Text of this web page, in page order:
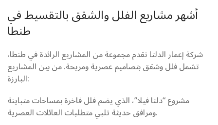
أشهر مشاريع الفلل والشقق بالتقسيط في
طنطا
شركة إعمار الدلتا تقدم مجموعة من المشاريع الرائدة في طنطا،
تشمل فلل وشقق بتصاميم عصرية ومريحة. من بين المشاريع
البارزة:
مشروع “دلتا فيلا”، الذي يضم فلل فاخرة بمساحات متباينة
ومرافق حديثة تلبي متطلبات العائلات العصرية.